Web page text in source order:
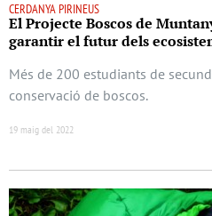
CERDANYA PIRINEUS
El Projecte Boscos de
garantir el futur dels
Més de 200 estudiants de
conservació de boscos.
19 maig del 2022